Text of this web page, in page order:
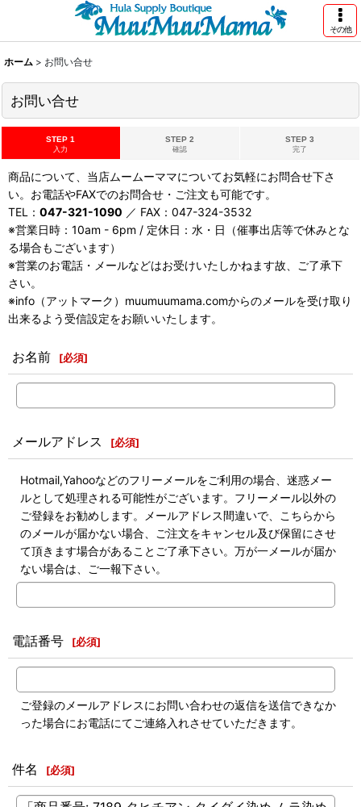
その他
ホーム > お問い合せ
お問い合せ
STEP 1
入力
STEP 2
確認
STEP 3
完了
商品について、当店ムームーママについてお気軽にお問合せ下さ
い。お電話やFAXでのお問合せ・ご注文も可能です。
TEL： 047-321-1090 ／ FAX：047-324-3532
※営業日時：10am - 6pm / 定休日：水・日（催事出店等で休みとな
る場合もございます）
※営業のお電話・メールなどはお受けいたしかねます故、ご了承下
さい。
※info（アットマーク）muumuumama.comからのメールを受け取り
出来るよう受信設定をお願いいたします。
お名前 [必須]
メールアドレス [必須]
Hotmail,Yahooなどのフリーメールをご利用の場合、迷惑メー
ルとして処理される可能性がございます。フリーメール以外の
ご登録をお勧めします。メールアドレス間違いで、こちらから
のメールが届かない場合、ご注文をキャンセル及び保留にさせ
て頂きます場合があることご了承下さい。万が一メールが届か
ない場合は、ご一報下さい。
電話番号 [必須]
ご登録のメールアドレスにお問い合わせの返信を送信できなか
った場合にお電話にてご連絡入れさせていただきます。
件名 [必須]